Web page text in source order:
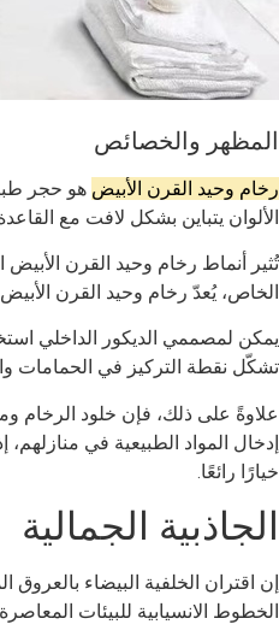
المظهر والخصائص
رخام وحيد القرن الأبيض هو حجر
الألوان يتباين بشكل لافت مع
تُثير أنماط رخام وحيد القرن
الخاص، يُعدّ رخام وحيد القرن
يمكن لمصممي الديكور الداخلي
تشكّل نقطة التركيز في الحمامات
علاوةً على ذلك، فإن خلود الرخام
إدخال المواد الطبيعية في
خيارًا رائعًا.
الجاذبية الجمالية
إن اقتران الخلفية البيضاء
الخطوط الانسيابية للبيئات